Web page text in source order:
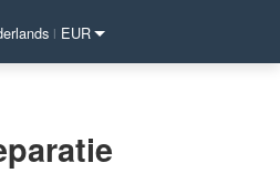
| EUR